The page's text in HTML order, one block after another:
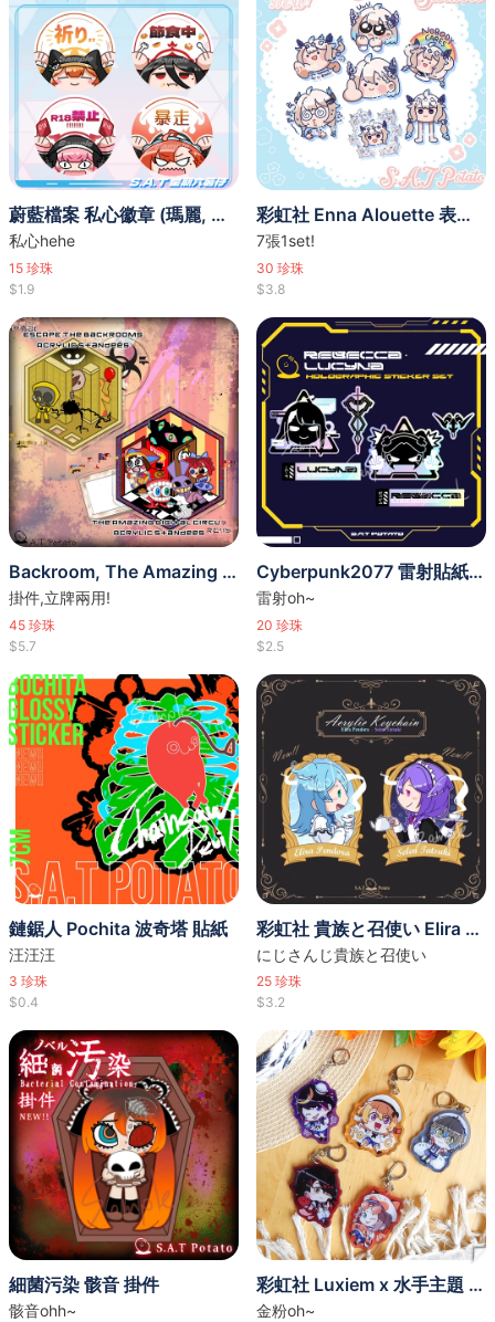
蔚藍檔案 私心徽章 (瑪麗, 蓮實, 小春, 寧瑠)
私心hehe
15 珍珠
$1.9
彩虹社 Enna Alouette 表情貼紙包（7張1set）
7張1set!
30 珍珠
$3.8
Backroom, The Amazing Digital Circus 掛件立牌
掛件,立牌兩用!
45 珍珠
$5.7
Cyberpunk2077 雷射貼紙set
雷射oh~
20 珍珠
$2.5
鏈鋸人 Pochita 波奇塔 貼紙
汪汪汪
3 珍珠
$0.4
彩虹社 貴族と召使い Elira Selen 掛件
にじさんじ貴族と召使い
25 珍珠
$3.2
細菌污染 骸音 掛件
骸音ohh~
彩虹社 Luxiem x 水手主題 金粉掛件
金粉oh~